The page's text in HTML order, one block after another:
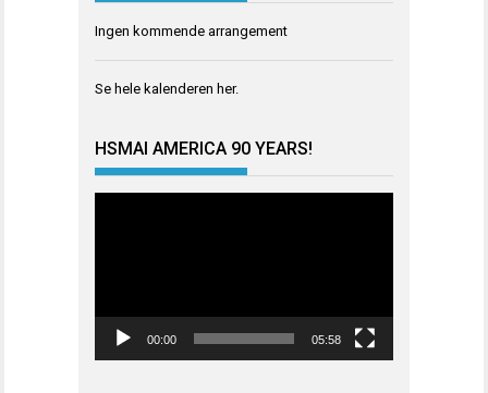
Ingen kommende arrangement
Se hele kalenderen her.
HSMAI AMERICA 90 YEARS!
00:00 05:58